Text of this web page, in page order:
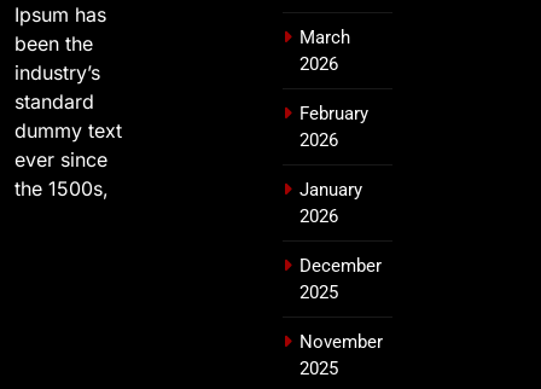
Ipsum has
been the
industry’s
standard
dummy text
ever since
the 1500s,
March
2026
February
2026
January
2026
December
2025
November
2025